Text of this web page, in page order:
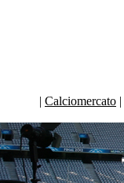
| Calciomercato |